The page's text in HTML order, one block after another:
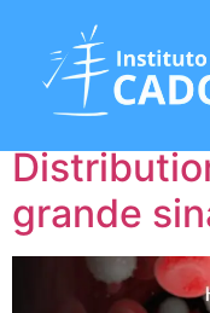
Tag:
MDW –
grande